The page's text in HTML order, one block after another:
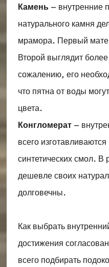
Камень– внутренние
натурального камня
мрамора. Первый
Второй выглядит
сожалению, его
что пятна от воды
цвета.
Конгломерат–
всего
синтетических смол. В
дешевле своих
долговечны.
Как выбрать
достижения
всего подбирать